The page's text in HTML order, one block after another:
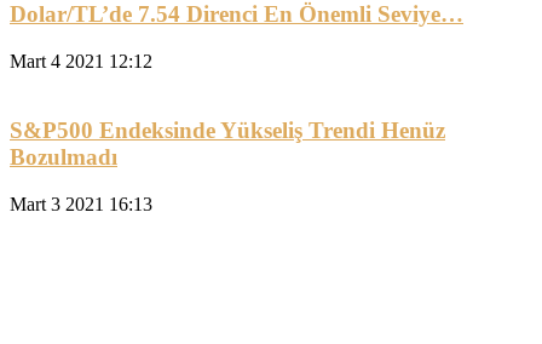
Dolar/TL’de 7.54 Direnci En Önemli Seviye…
Mart 4 2021 12:12
S&P500 Endeksinde Yükseliş Trendi Henüz
Bozulmadı
Mart 3 2021 16:13